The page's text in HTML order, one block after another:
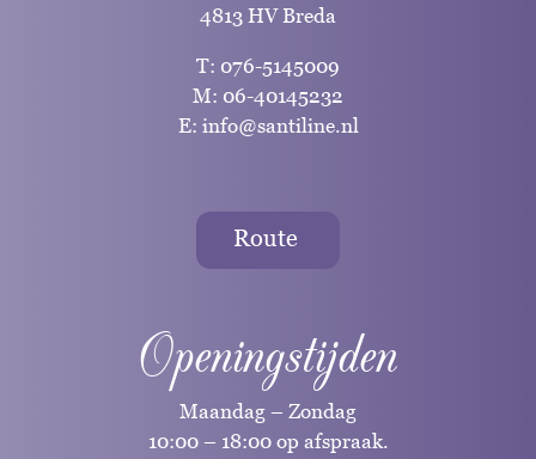
4813 HV Breda
T: 076-5145009
M: 06-40145232
E: info@santiline.nl
Route
Openingstijden
Maandag – Zondag
10:00 – 18:00 op afspraak.